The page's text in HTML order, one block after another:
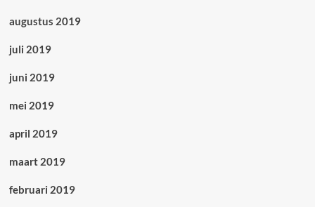
augustus 2019
juli 2019
juni 2019
mei 2019
april 2019
maart 2019
februari 2019